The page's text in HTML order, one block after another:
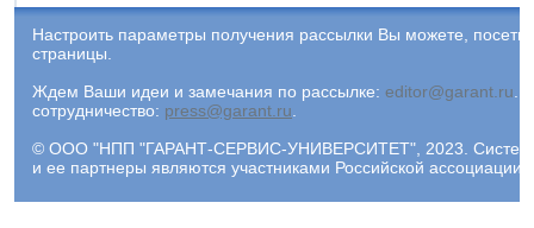
Настроить параметры получения рассылки Вы можете,
страницы.
Ждем Ваши идеи и замечания по рассылке: editor@garant.ru.
сотрудничество: press@garant.ru.
© ООО "НПП "ГАРАНТ-СЕРВИС-УНИВЕРСИТЕТ", 2023. Система
и ее партнеры являются участниками Российской